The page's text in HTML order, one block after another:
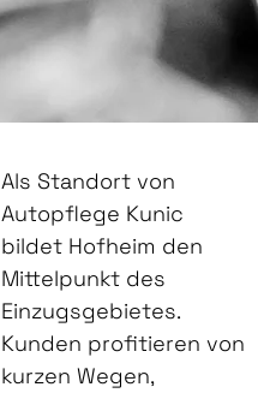
Als Standort von
Autopflege Kunic
bildet Hofheim den
Mittelpunkt des
Einzugsgebietes.
Kunden profitieren von
kurzen Wegen,